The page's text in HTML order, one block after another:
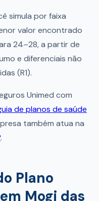
simula por faixa
valor encontrado
24–28, a partir de
e diferenciais não
(R1).
Unimed com
de planos de saúde
também atua na
.
Plano
em Mogi das